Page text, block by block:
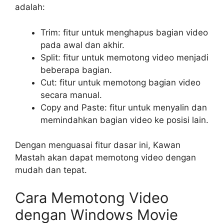
adalah:
Trim: fitur untuk menghapus bagian video
pada awal dan akhir.
Split: fitur untuk memotong video menjadi
beberapa bagian.
Cut: fitur untuk memotong bagian video
secara manual.
Copy and Paste: fitur untuk menyalin dan
memindahkan bagian video ke posisi lain.
Dengan menguasai fitur dasar ini, Kawan
Mastah akan dapat memotong video dengan
mudah dan tepat.
Cara Memotong Video
dengan Windows Movie